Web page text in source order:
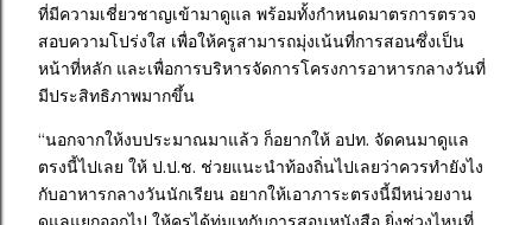
ที่มีความเชี่ยวชาญเข้ามาดูแล พร้อมทั้งกำหนดมาตรการตรวจ
สอบความโปร่งใส เพื่อให้ครูสามารถมุ่งเน้นที่การสอนซึ่งเป็น
หน้าที่หลัก และเพื่อการบริหารจัดการโครงการอาหารกลางวันที่
มีประสิทธิภาพมากขึ้น
“นอกจากให้งบประมาณมาแล้ว ก็อยากให้ อปท. จัดคนมาดูแล
ตรงนี้ไปเลย ให้ ป.ป.ช. ช่วยแนะนำท้องถิ่นไปเลยว่าควรทำยังไง
กับอาหารกลางวันนักเรียน อยากให้เอาภาระตรงนี้มีหน่วยงาน